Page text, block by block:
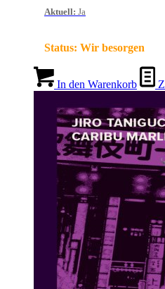
Aktuell: Ja
Status: Wir besorgen
In den Warenkorb